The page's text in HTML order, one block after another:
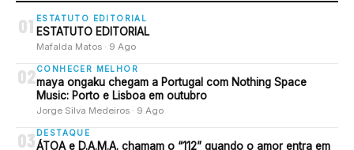
01 ESTATUTO EDITORIAL
ESTATUTO EDITORIAL
Mafalda Matos · 9 Ago
02 CONHECER MELHOR
maya ongaku chegam a Portugal com Nothing Space
Music: Porto e Lisboa em outubro
Jorge Silva Medeiros · 9 Ago
03 DESTAQUE
ÁTOA e D.A.M.A. chamam o “112” quando o amor entra em